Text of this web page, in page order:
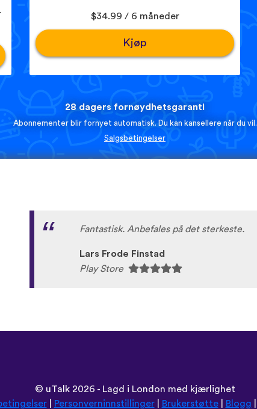
$34.99 / 6 måneder
Kjøp
28 dagers fornøydhetsgaranti
Abonnementer blir fornyet automatisk. Du kan kansellere når du vil.
Salgsbetingelser
Fantastisk. Anbefales på det sterkeste.
Lars Frode Finstad
Play Store
© uTalk2026 - Lagd i London med kjærlighet
| Personverninnstillinger| Brukerstøtte| Blogg